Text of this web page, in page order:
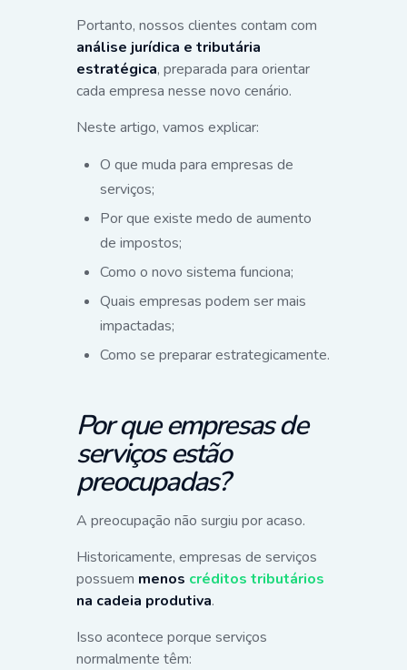
Portanto, nossos clientes contam com
análise jurídica e tributária
estratégica, preparada para orientar
cada empresa nesse novo cenário.
Neste artigo, vamos explicar:
O que muda para empresas de
serviços;
Por que existe medo de aumento
de impostos;
Como o novo sistema funciona;
Quais empresas podem ser mais
impactadas;
Como se preparar estrategicamente.
Por que empresas de
serviços estão
preocupadas?
A preocupação não surgiu por acaso.
Historicamente, empresas de serviços
possuem menos créditos tributários
na cadeia produtiva.
Isso acontece porque serviços
normalmente têm: